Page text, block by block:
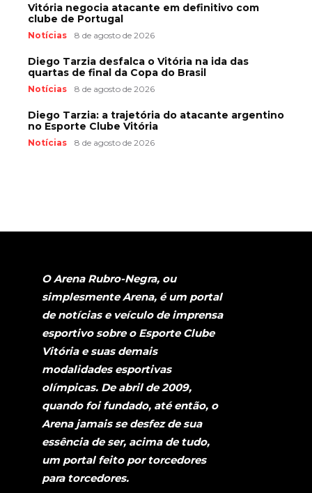
Vitória negocia atacante em definitivo com
clube de Portugal
Notícias 8 de agosto de 2026
Diego Tarzia desfalca o Vitória na ida das
quartas de final da Copa do Brasil
Notícias 8 de agosto de 2026
Diego Tarzia: a trajetória do atacante argentino
no Esporte Clube Vitória
Notícias 8 de agosto de 2026
O Arena Rubro-Negra, ou
simplesmente Arena, é um portal
de notícias e veículo de imprensa
esportivo sobre o Esporte Clube
Vitória e suas demais
modalidades esportivas
olímpicas. De abril de 2009,
quando foi fundado, até então, o
Arena jamais se desfez de sua
essência de ser, acima de tudo,
um portal feito por torcedores
para torcedores.